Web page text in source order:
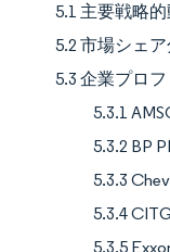
5.1 主要戦略的
5.2 市場シェ
5.3 企業プロ
5.3.1
5.3.2 BP
5.3.3
5.3.4
5.3.5